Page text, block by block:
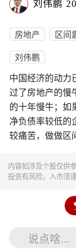
刘伟鹏
房地产 区间
刘伟鹏
中国经济的动力
过了房地产的慢
的十年慢牛；如
净负债率较低的
较痛苦，做做区
内容如涉及个股仅供
投资有风险，入市须谨
说点啥...